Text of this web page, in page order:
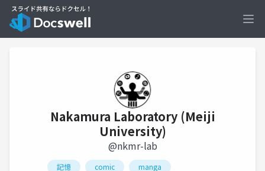
Nakamura Laboratory (Meiji
University)
@nkmr-lab
記憶 comic manga